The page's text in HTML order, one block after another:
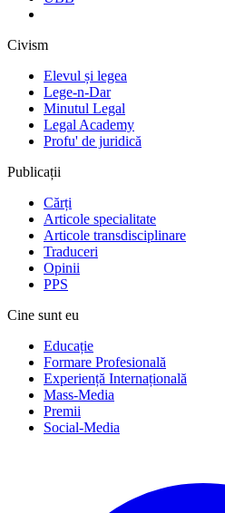
Civism
Elevul și legea
Lege-n-Dar
Minutul Legal
Legal Academy
Profu' de juridică
Publicații
Cărți
Articole specialitate
Articole transdisciplinare
Traduceri
Opinii
PPS
Cine sunt eu
Educație
Formare Profesională
Experiență Internațională
Mass-Media
Premii
Social-Media